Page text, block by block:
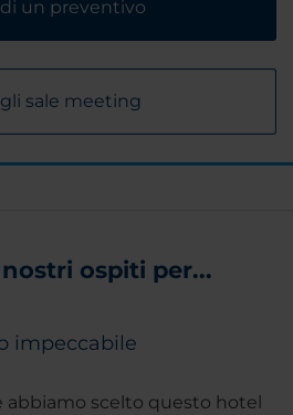
un preventivo
sale meeting
ospiti per...
impeccabile
abbiamo scelto questo hotel